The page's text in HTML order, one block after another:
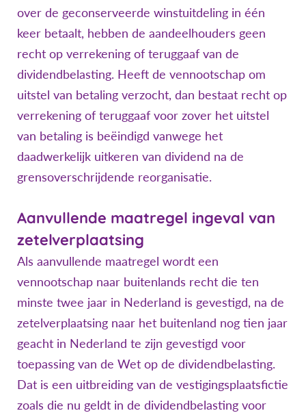
over de geconserveerde winstuitdeling in één
keer betaalt, hebben de aandeelhouders geen
recht op verrekening of teruggaaf van de
dividendbelasting. Heeft de vennootschap om
uitstel van betaling verzocht, dan bestaat recht op
verrekening of teruggaaf voor zover het uitstel
van betaling is beëindigd vanwege het
daadwerkelijk uitkeren van dividend na de
grensoverschrijdende reorganisatie.
Aanvullende maatregel ingeval van
zetelverplaatsing
Als aanvullende maatregel wordt een
vennootschap naar buitenlands recht die ten
minste twee jaar in Nederland is gevestigd, na de
zetelverplaatsing naar het buitenland nog tien jaar
geacht in Nederland te zijn gevestigd voor
toepassing van de Wet op de dividendbelasting.
Dat is een uitbreiding van de vestigingsplaatsfictie
zoals die nu geldt in de dividendbelasting voor